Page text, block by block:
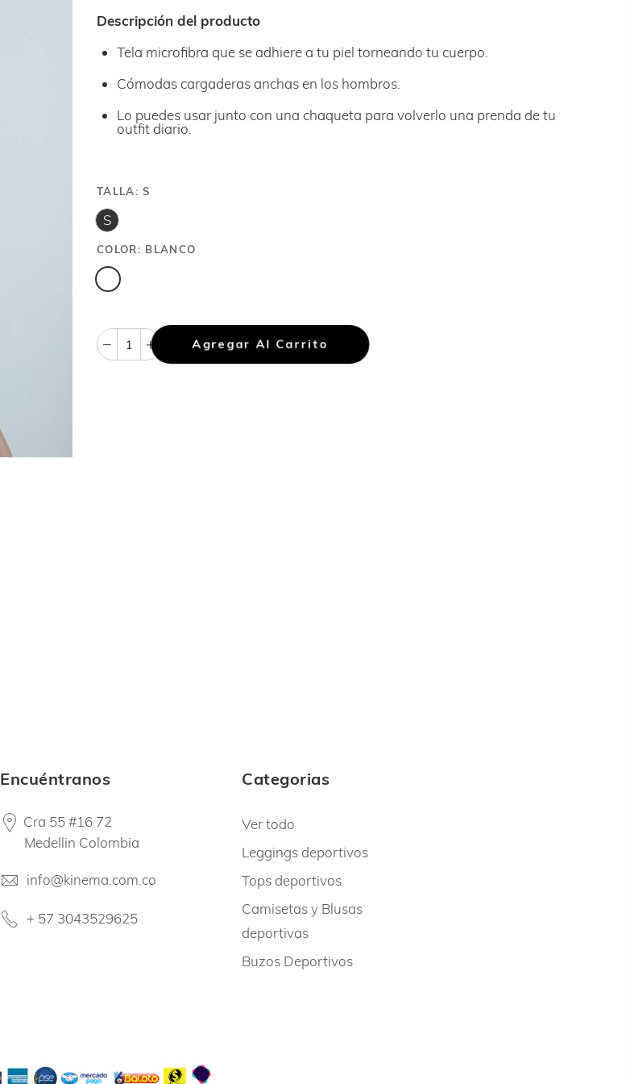
Descripción del producto
Tela microfibra que se adhiere a tu piel torneando tu cuerpo.
Cómodas cargaderas anchas en los hombros.
Lo puedes usar junto con una chaqueta para volverlo una prenda de tu
outfit diario.
TALLA:S
S
COLOR: BLANCO
Agregar Al Carrito
Encuéntranos
Cra 55 #16 72
Medellin Colombia
info@kinema.com.co
+ 57 3043529625
Categorias
Ver todo
Leggings deportivos
Tops deportivos
Camisetas y Blusas
deportivas
Buzos Deportivos